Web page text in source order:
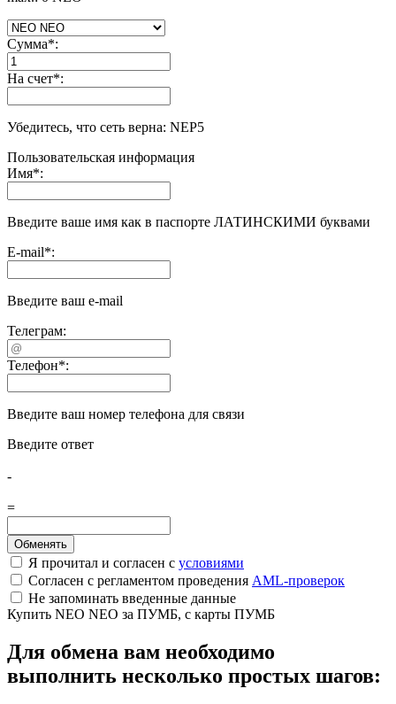
Сумма*:
На счет*:
Убедитесь, что сеть верна: NEP5
Пользовательская информация
Имя*:
Введите ваше имя как в паспорте ЛАТИНСКИМИ буквами
E-mail*:
Введите ваш e-mail
Телеграм:
Телефон*:
Введите ваш номер телефона для связи
Введите ответ
-
=
Я прочитал и согласен с условиями
Согласен с регламентом проведения AML-проверок
Не запоминать введенные данные
Купить NEO NEO за ПУМБ, с карты ПУМБ
Для обмена вам необходимо
выполнить несколько простых шагов: